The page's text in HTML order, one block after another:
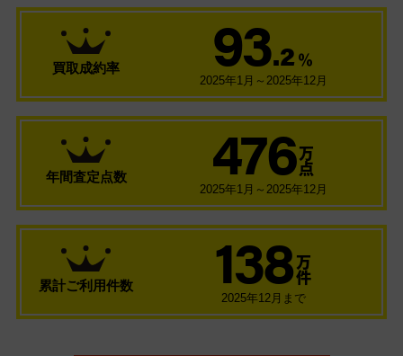
買取成約率 93.2 ％
2025年1月～2025年12月
年間査定点数 476 万
点
2025年1月～2025年12月
累計ご利用件数 138 万
件
2025年12月まで